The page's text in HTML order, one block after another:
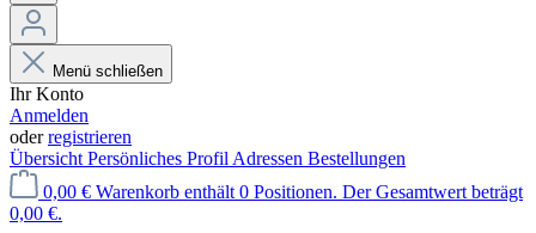
Menü schließen
Ihr Konto
Anmelden
oderregistrieren
Übersicht Persönliches Profil Adressen Bestellungen
0,00 € Warenkorb enthält 0 Positionen. Der Gesamtwert beträgt
0,00 €.